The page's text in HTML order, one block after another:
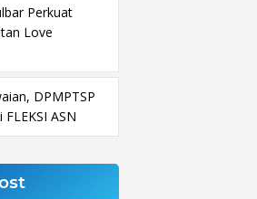
Perkuat
Love
DPMPTSP
ASN